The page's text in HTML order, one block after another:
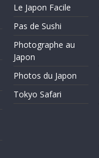
Le Japon Facile
Pas de Sushi
Photographe au
Japon
Photos du Japon
Tokyo Safari